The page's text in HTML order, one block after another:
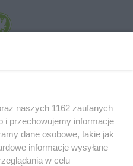
Serwis Informacyjny Miasta
naszych 1162 zaufanych
i przechowujemy informacje
dane osobowe, takie jak
informacje wysyłane
w celu